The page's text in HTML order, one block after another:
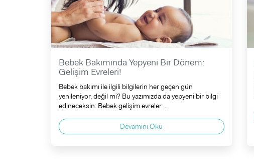
Bebek Bakımında Yepyeni Bir Dönem:
Gelişim Evreleri!
Bebek bakımı ile ilgili bilgilerin her geçen gün
yenileniyor, değil mi? Bu yazımızda da yepyeni bir bilgi
edineceksin: Bebek gelişim evreler ...
Devamını Oku